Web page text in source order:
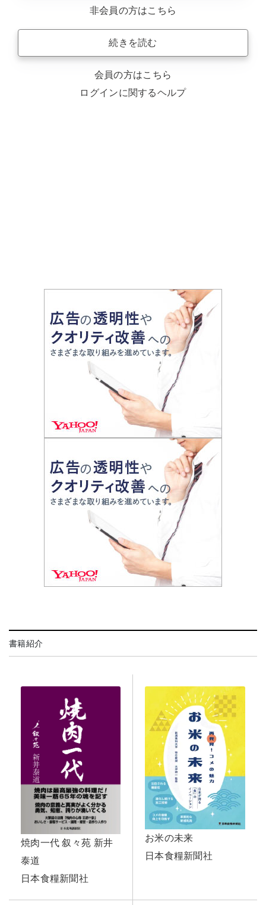
非会員の方はこちら
続きを読む
会員の方はこちら
ログインに関するヘルプ
書籍紹介
焼肉一代 叙々苑 新井
泰道
日本食糧新聞社
お米の未来
日本食糧新聞社